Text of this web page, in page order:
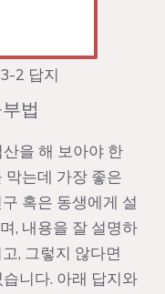
2 답지
법
을 해 보아야 한
막는데 가장 좋은
혹은 동생에게 설
, 내용을 잘 설명하
, 그렇지 않다면
니다. 아래 답지와